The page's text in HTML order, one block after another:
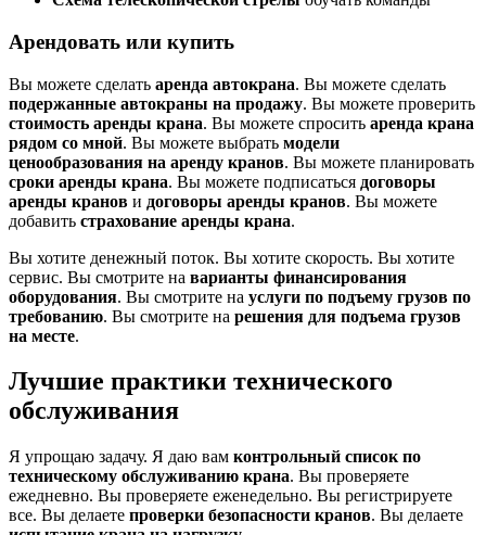
Арендовать или купить
Вы можете сделать аренда автокрана. Вы можете сделать
подержанные автокраны на продажу. Вы можете проверить
стоимость аренды крана. Вы можете спросить аренда крана
рядом со мной. Вы можете выбрать модели
ценообразования на аренду кранов. Вы можете планировать
сроки аренды крана. Вы можете подписаться договоры
аренды кранов и договоры аренды кранов. Вы можете
добавить страхование аренды крана.
Вы хотите денежный поток. Вы хотите скорость. Вы хотите
сервис. Вы смотрите на варианты финансирования
оборудования. Вы смотрите на услуги по подъему грузов по
требованию. Вы смотрите на решения для подъема грузов
на месте.
Лучшие практики технического
обслуживания
Я упрощаю задачу. Я даю вам контрольный список по
техническому обслуживанию крана. Вы проверяете
ежедневно. Вы проверяете еженедельно. Вы регистрируете
все. Вы делаете проверки безопасности кранов. Вы делаете